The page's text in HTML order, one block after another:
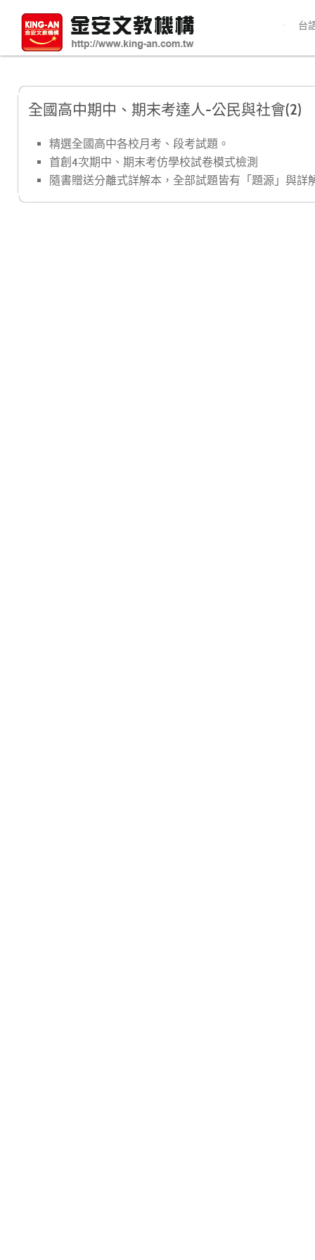
台
全國高中期中、期末考達人-公民與社會(2)
精選全國高中各校月考、段考試題。
首創4次期中、期末考仿學校試卷模式檢測
隨書贈送分離式詳解本，全部試題皆有「題源」與詳